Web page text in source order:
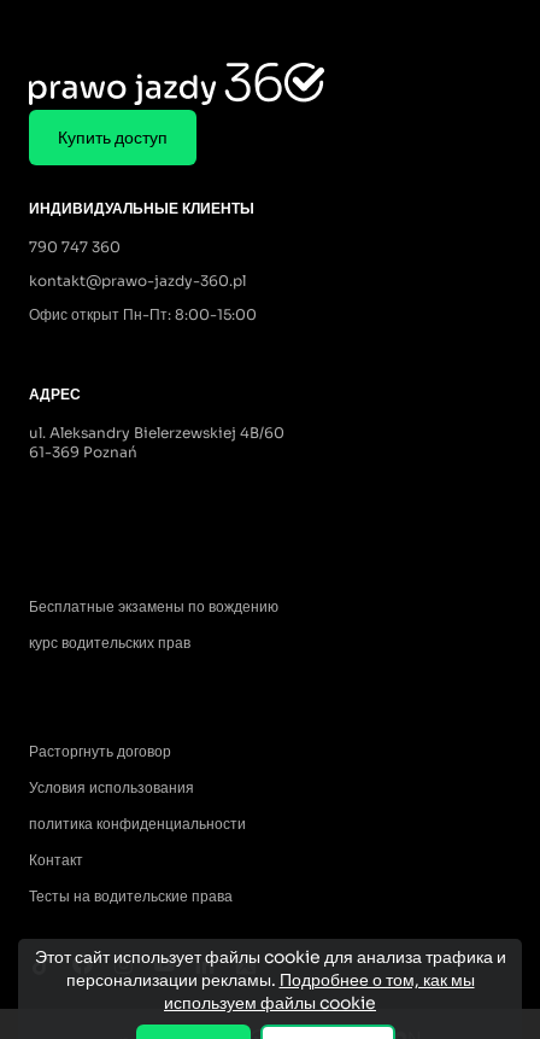
Купить доступ
ИНДИВИДУАЛЬНЫЕ КЛИЕНТЫ
790 747 360
kontakt@prawo-jazdy-360.pl
Офис открыт Пн-Пт: 8:00-15:00
АДРЕС
ul. Aleksandry Bielerzewskiej 4B/60
61-369 Poznań
Бесплатные экзамены по вождению
курс водительских прав
Расторгнуть договор
Условия использования
политика конфиденциальности
Контакт
Тесты на водительские права
Этот сайт использует файлы cookie для анализа трафика и
персонализации рекламы. Подробнее о том, как мы
используем файлы cookie